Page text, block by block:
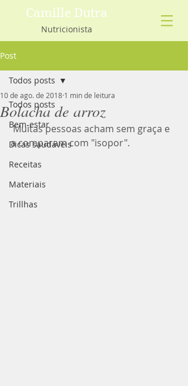
Camille Dutra
Nutricionista
Post
Todos posts
Bem-estar
Dicas saudáveis
Receitas
Materiais
Trillhas
Todos posts
Bolacha de arroz
10 de ago. de 2018 1 min de leitura
Muitas pessoas acham sem graça e
a comparam com "isopor".